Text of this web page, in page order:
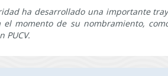
ha desarrollado una importante
el momento de su nombramiento,
PUCV.